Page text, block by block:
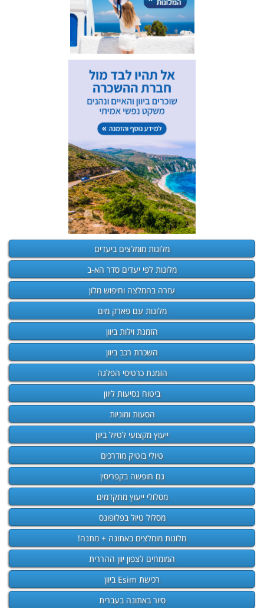
מלונות מומלצים ביעדים
מלונות לפי יעדים סדר הא-ב
עזרה בהמלצה וחיפוש מלון
מלונות עם פארק מים
הזמנת וילות ביוון
השכרת רכב ביוון
הזמנת כרטיסי הפלגה
ביטוח נסיעות ליוון
הסעות ומוניות
ייעוץ מקצועי לטיול ביוון
טיולי בוטיק מודרכים
גם חופשה בקפריסין
מסלולי ייעוץ מתקדמים
מסלול טיול בפלופונס
מלונות מומלצים באתונה + מתנה!
המומחים לצפון יוון ההררית
רכישת Esim ביוון
סיור באתונה בעברית